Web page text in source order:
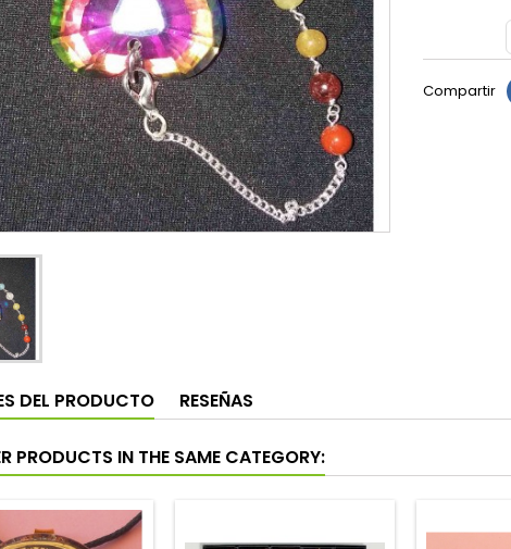
Compartir
DEL PRODUCTO RESEÑAS
PRODUCTS IN THE SAME CATEGORY: